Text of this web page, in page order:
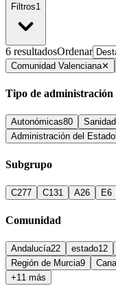
Filtros1
6 resultadosOrdenar
Comunidad Valenciana✕
Tipo de administración
Autonómicas80 Sanidad
Administración del Estado
Subgrupo
C277 C1 31 A26 E6
Comunidad
Andalucía22 estado12
Región de Murcia9
+11 más